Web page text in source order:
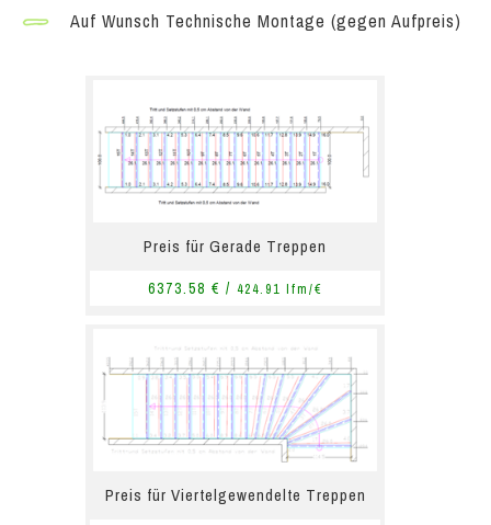
Auf Wunsch Technische Montage (gegen Aufpreis)
Preis für Gerade Treppen
6373.58 € / 424.91 lfm/€
Preis für Viertelgewendelte Treppen